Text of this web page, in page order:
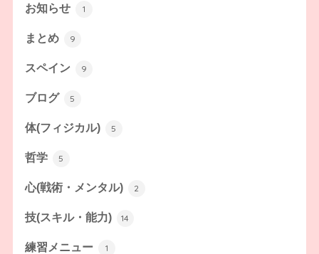
お知らせ 1
まとめ 9
スペイン 9
ブログ 5
体(フィジカル) 5
哲学 5
心(戦術・メンタル) 2
技(スキル・能力) 14
練習メニュー 1